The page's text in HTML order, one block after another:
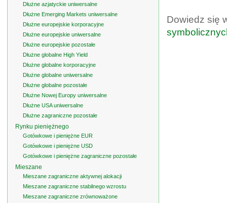
Dowiedz się
Dłużne azjatyckie uniwersalne
Dłużne Emerging Markets uniwersalne
Dłużne europejskie korporacyjne
Dłużne europejskie uniwersalne
Dłużne europejskie pozostałe
Dłużne globalne High Yield
Dłużne globalne korporacyjne
Dłużne globalne uniwersalne
Dłużne globalne pozostałe
Dłużne Nowej Europy uniwersalne
Dłużne USA uniwersalne
Dłużne zagraniczne pozostałe
Rynku pieniężnego
Gotówkowe i pieniężne EUR
Gotówkowe i pieniężne USD
Gotówkowe i pieniężne zagraniczne pozostałe
Mieszane
Mieszane zagraniczne aktywnej alokacji
Mieszane zagraniczne stabilnego wzrostu
Mieszane zagraniczne zrównoważone